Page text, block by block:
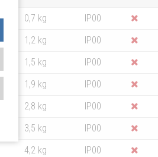
0,7 kg
IP00
1,2 kg
IP00
1,5 kg
IP00
1,9 kg
IP00
2,8 kg
IP00
3,5 kg
IP00
4,2 kg
IP00